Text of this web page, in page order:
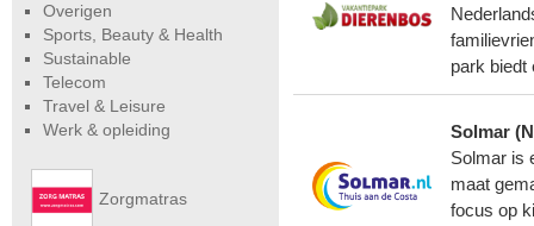
park biedt
Solmar
Solmar is
maat
focus op
Overigen
Sports, Beauty & Health
Sustainable
Telecom
Travel & Leisure
Werk & opleiding
Zorgmatras